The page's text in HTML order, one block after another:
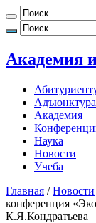
Академия
Адъюнктура
Академия
Наука
Новости
Учеба
Главная / Новости
конференция
К.Я.Кондратьева